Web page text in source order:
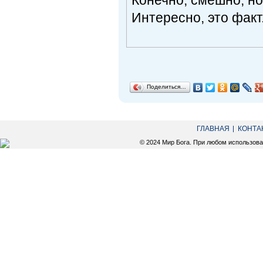
Интересно, это
Поделиться…
ГЛАВНАЯ
© 2024 Мир Бога. При любом